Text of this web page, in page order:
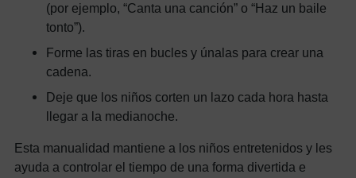
(por ejemplo, “Canta una canción” o “Haz un baile
tonto”).
Forme las tiras en bucles y únalas para crear una
cadena.
Deje que los niños corten un lazo cada hora hasta
llegar a la medianoche.
Esta manualidad mantiene a los niños entretenidos y les
ayuda a controlar el tiempo de una forma divertida e